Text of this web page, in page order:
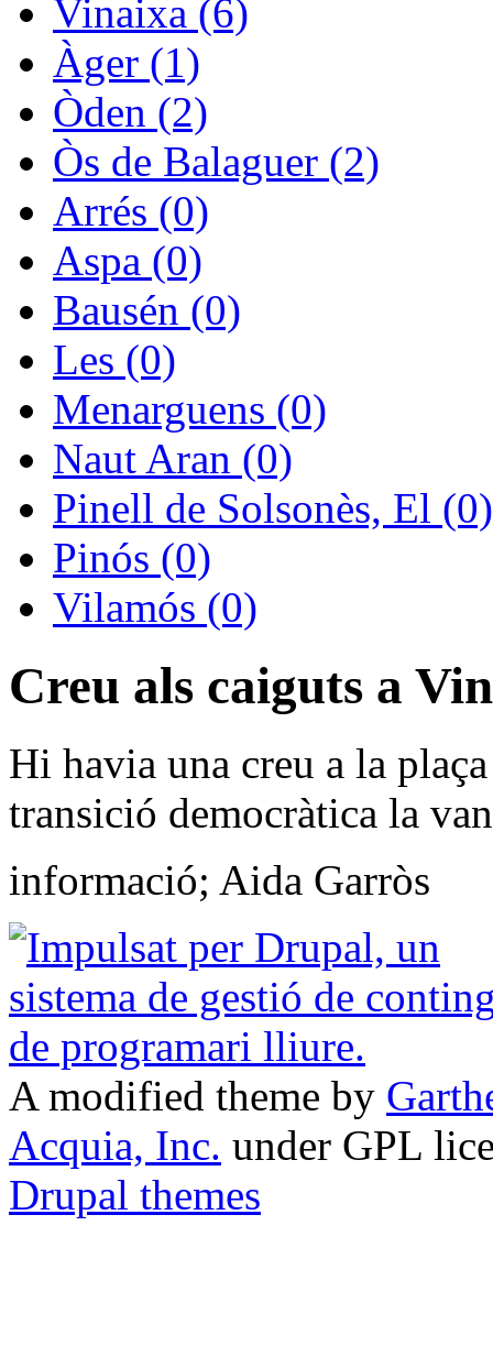
Vinaixa (6)
Àger (1)
Òden (2)
Òs de Balaguer (2)
Arrés (0)
Aspa (0)
Bausén (0)
Les (0)
Menarguens (0)
Naut Aran (0)
Pinell de Solsonès, El (0)
Pinós (0)
Vilamós (0)
Creu als caiguts a
Hi havia una creu a la
transició democràtica la
informació; Aida Garròs
A modified theme by
Acquia, Inc. under GPL
Drupal themes